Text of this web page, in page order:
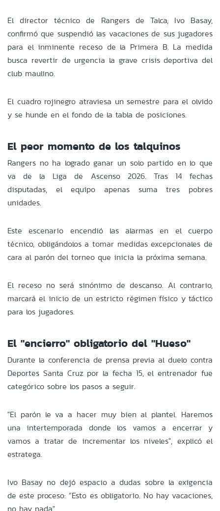
El director técnico de Rangers de Talca, Ivo Basay,
confirmó que suspendió las vacaciones de sus jugadores
para el inminente receso de la Primera B. La medida
busca revertir de urgencia la grave crisis deportiva del
club maulino.
El cuadro rojinegro atraviesa un semestre para el olvido
y se hunde en el fondo de la tabla de posiciones.
El peor momento de los talquinos
Rangers no ha logrado ganar un solo partido en lo que
va de la Liga de Ascenso 2026. Tras 14 fechas
disputadas, el equipo apenas suma tres pobres
unidades.
Este escenario encendió las alarmas en el cuerpo
técnico, obligándolos a tomar medidas excepcionales de
cara al parón del torneo que inicia la próxima semana.
El receso no será sinónimo de descanso. Al contrario,
marcará el inicio de un estricto régimen físico y táctico
para los jugadores.
El "encierro" obligatorio del "Hueso"
Durante la conferencia de prensa previa al duelo contra
Deportes Santa Cruz por la fecha 15, el entrenador fue
categórico sobre los pasos a seguir.
"El parón le va a hacer muy bien al plantel. Haremos
una intertemporada donde los vamos a encerrar y
vamos a tratar de incrementar los niveles", explicó el
estratega.
Ivo Basay no dejó espacio a dudas sobre la exigencia
de este proceso: “Esto es obligatorio. No hay vacaciones,
no hay nada".